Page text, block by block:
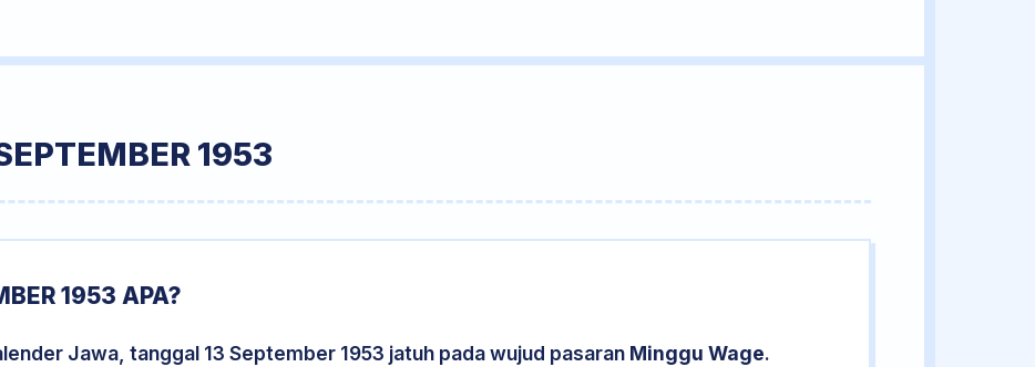
1953
1953 APA?
Jawa, tanggal 13 September 1953 jatuh pada wujud pasaran Minggu Wage.